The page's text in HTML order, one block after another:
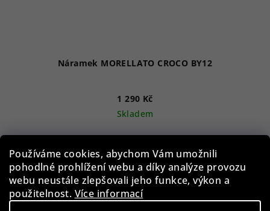
Používáme cookies, abychom Vám umožnili
pohodlné prohlížení webu a díky analýze provozu
webu neustále zlepšovali jeho funkce, výkon a
použitelnost. Více informací
Náramek MORELLATO CROCO BY12
1 290 Kč
Skladem
Do košíku